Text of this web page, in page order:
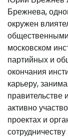
Брежнева,
окружен
московском
партийных и
окончания
карьеру,
правительстве
активно
проектах и